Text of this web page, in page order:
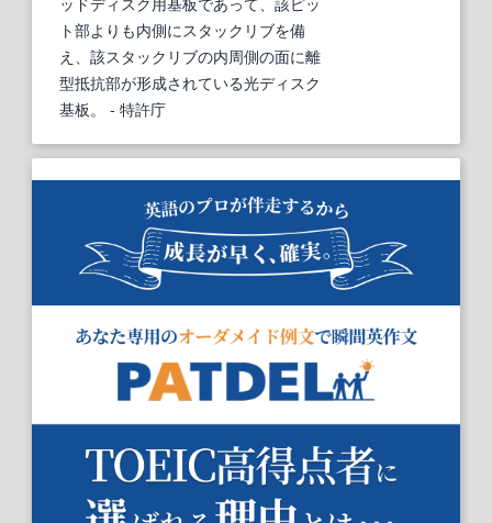
ト部よりも内側にスタックリブを備
え、該スタックリブの内周側の面に離
型抵抗部が形成されている光ディスク
基板。
- 特許庁